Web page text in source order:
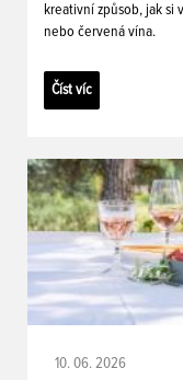
kreativní způsob, jak si
nebo červená vína.
Číst víc
10. 06. 2026